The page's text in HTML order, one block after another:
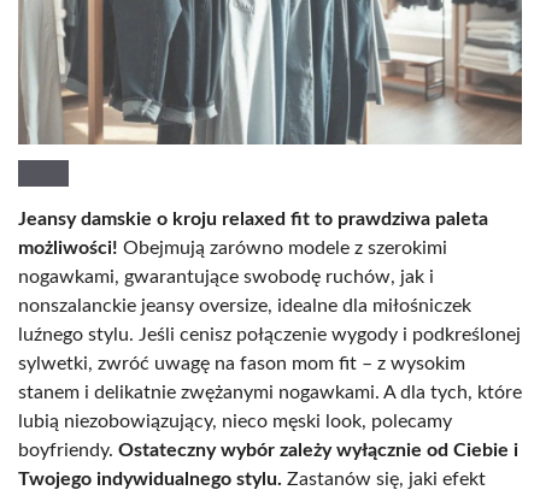
Jeansy damskie o kroju relaxed fit to prawdziwa paleta
możliwości! Obejmują zarówno modele z szerokimi
nogawkami, gwarantujące swobodę ruchów, jak i
nonszalanckie jeansy oversize, idealne dla miłośniczek
luźnego stylu. Jeśli cenisz połączenie wygody i podkreślonej
sylwetki, zwróć uwagę na fason mom fit – z wysokim
stanem i delikatnie zwężanymi nogawkami. A dla tych, które
lubią niezobowiązujący, nieco męski look, polecamy
boyfriendy. Ostateczny wybór zależy wyłącznie od Ciebie i
Twojego indywidualnego stylu. Zastanów się, jaki efekt